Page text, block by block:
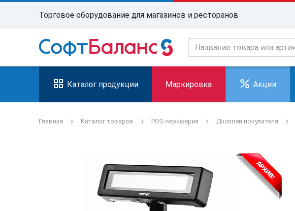
Торговое оборудование для магазинов и ресторанов
Каталог продукции Маркировка Акции
Главная Каталог товаров POS-периферия Дисплеи покупателя